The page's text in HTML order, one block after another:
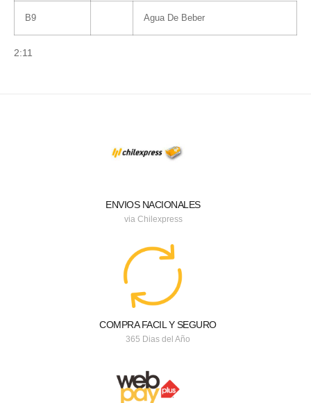
B9 Agua De Beber
2:11
ENVIOS NACIONALES
via Chilexpress
COMPRA FACIL Y SEGURO
365 Dias del Año